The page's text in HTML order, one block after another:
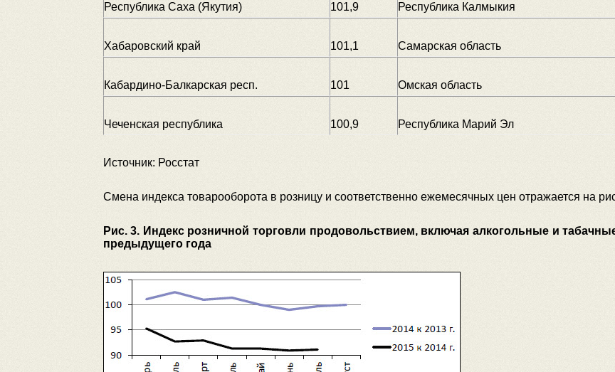
Республика Саха (Якутия) 101,9 Республика Калмыкия
Хабаровский край 101,1 Самарская область
Кабардино-Балкарская респ. 101 Омская область
Чеченская республика 100,9 Республика Марий Эл
Источник: Росстат
Смена индекса товарооборота в розницу и соответственно ежемесячных цен отражается на
Рис. 3. Индекс розничной торговли продовольствием, включая алкогольные и
предыдущего года